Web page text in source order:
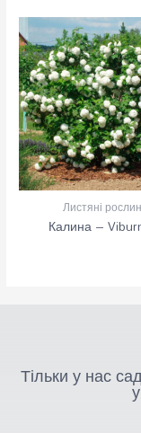
Листяні
Калина –
Тільки у нас